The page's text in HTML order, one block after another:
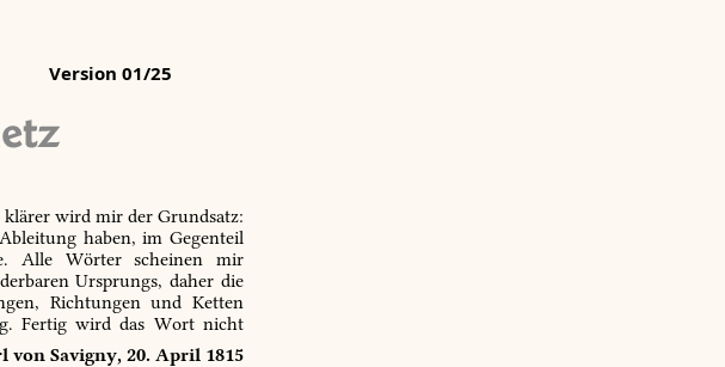
Version 01/25
wird mir der Grundsatz:
haben, im Gegenteil
Alle Wörter scheinen mir
Ursprungs, daher die
Richtungen und Ketten
Fertig wird das Wort nicht
von Savigny, 20. April 1815